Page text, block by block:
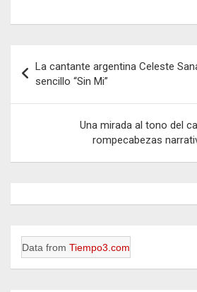
de
entradas
La cantante argentina Celeste
sencillo “Sin Mi”
Una mirada al tono del
rompecabezas
Data from Tiempo3.com